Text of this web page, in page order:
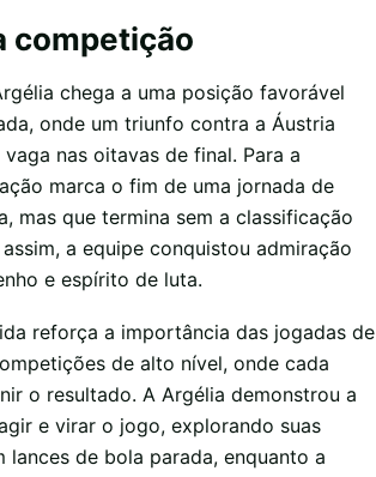
competição
chega a uma posição favorável
onde um triunfo contra a Áustria
nas oitavas de final. Para a
marca o fim de uma jornada de
mas que termina sem a classificação
a equipe conquistou admiração
e espírito de luta.
reforça a importância das jogadas de
de alto nível, onde cada
o resultado. A Argélia demonstrou a
e virar o jogo, explorando suas
lances de bola parada, enquanto a